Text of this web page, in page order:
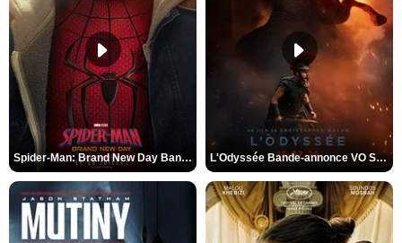
Spider-Man: Brand New Day Bande-annonce VO STFR L'Odyssée Bande-annonce VO STFR